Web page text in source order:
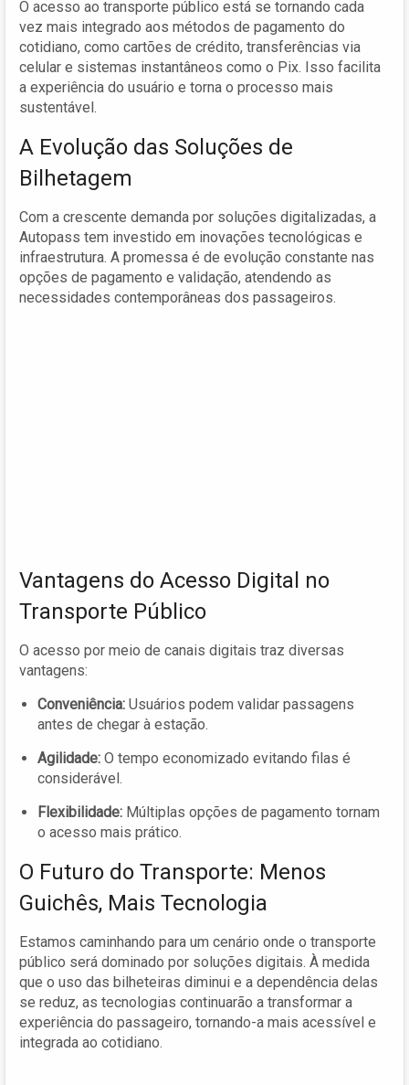
O acesso ao transporte público está se tornando cada
vez mais integrado aos métodos de pagamento do
cotidiano, como cartões de crédito, transferências via
celular e sistemas instantâneos como o Pix. Isso facilita
a experiência do usuário e torna o processo mais
sustentável.
A Evolução das Soluções de
Bilhetagem
Com a crescente demanda por soluções digitalizadas, a
Autopass tem investido em inovações tecnológicas e
infraestrutura. A promessa é de evolução constante nas
opções de pagamento e validação, atendendo as
necessidades contemporâneas dos passageiros.
Vantagens do Acesso Digital no
Transporte Público
O acesso por meio de canais digitais traz diversas
vantagens:
Conveniência: Usuários podem validar passagens
antes de chegar à estação.
Agilidade: O tempo economizado evitando filas é
considerável.
Flexibilidade: Múltiplas opções de pagamento tornam
o acesso mais prático.
O Futuro do Transporte: Menos
Guichês, Mais Tecnologia
Estamos caminhando para um cenário onde o transporte
público será dominado por soluções digitais. À medida
que o uso das bilheteiras diminui e a dependência delas
se reduz, as tecnologias continuarão a transformar a
experiência do passageiro, tornando-a mais acessível e
integrada ao cotidiano.